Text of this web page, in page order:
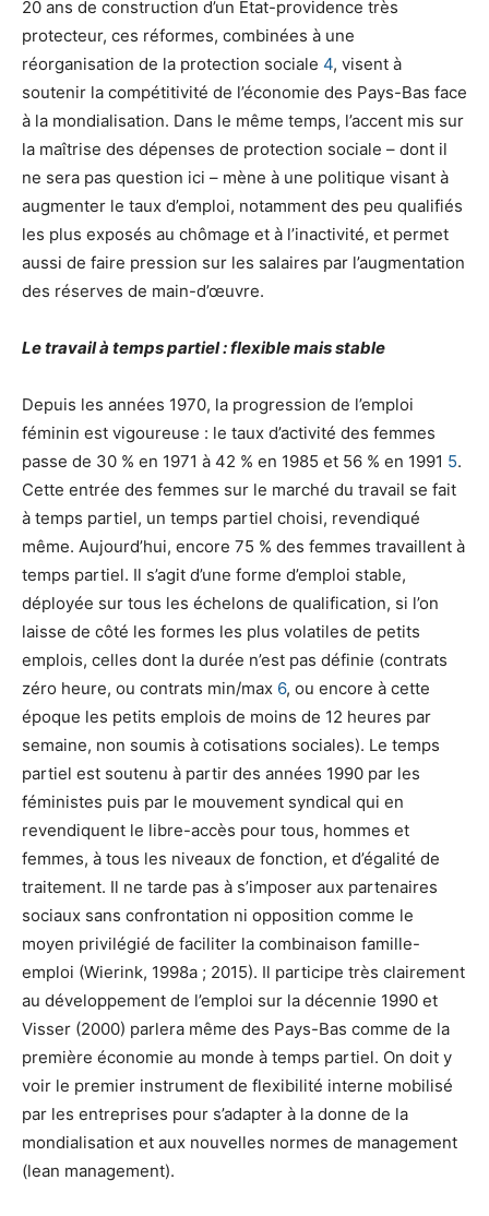
20 ans de construction d’un État-providence très
protecteur, ces réformes, combinées à une
réorganisation de la protection sociale 4, visent à
soutenir la compétitivité de l’économie des Pays-Bas face
à la mondialisation. Dans le même temps, l’accent mis sur
la maîtrise des dépenses de protection sociale – dont il
ne sera pas question ici – mène à une politique visant à
augmenter le taux d’emploi, notamment des peu qualifiés
les plus exposés au chômage et à l’inactivité, et permet
aussi de faire pression sur les salaires par l’augmentation
des réserves de main-d’œuvre.
Le travail à temps partiel : flexible mais stable
Depuis les années 1970, la progression de l’emploi
féminin est vigoureuse : le taux d’activité des femmes
passe de 30 % en 1971 à 42 % en 1985 et 56 % en 1991 5.
Cette entrée des femmes sur le marché du travail se fait
à temps partiel, un temps partiel choisi, revendiqué
même. Aujourd’hui, encore 75 % des femmes travaillent à
temps partiel. Il s’agit d’une forme d’emploi stable,
déployée sur tous les échelons de qualification, si l’on
laisse de côté les formes les plus volatiles de petits
emplois, celles dont la durée n’est pas définie (contrats
zéro heure, ou contrats min/max 6, ou encore à cette
époque les petits emplois de moins de 12 heures par
semaine, non soumis à cotisations sociales). Le temps
partiel est soutenu à partir des années 1990 par les
féministes puis par le mouvement syndical qui en
revendiquent le libre-accès pour tous, hommes et
femmes, à tous les niveaux de fonction, et d’égalité de
traitement. Il ne tarde pas à s’imposer aux partenaires
sociaux sans confrontation ni opposition comme le
moyen privilégié de faciliter la combinaison famille-
emploi (Wierink, 1998a ; 2015). Il participe très clairement
au développement de l’emploi sur la décennie 1990 et
Visser (2000) parlera même des Pays-Bas comme de la
première économie au monde à temps partiel. On doit y
voir le premier instrument de flexibilité interne mobilisé
par les entreprises pour s’adapter à la donne de la
mondialisation et aux nouvelles normes de management
(lean management).